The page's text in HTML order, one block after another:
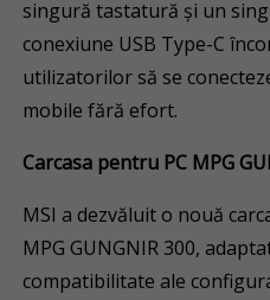
singură tastatură și un
conexiune USB Type-C
utilizatorilor să se
mobile fără efort.
Carcasa pentru PC MPG
MSI a dezvăluit o nouă
MPG GUNGNIR 300,
compatibilitate ale